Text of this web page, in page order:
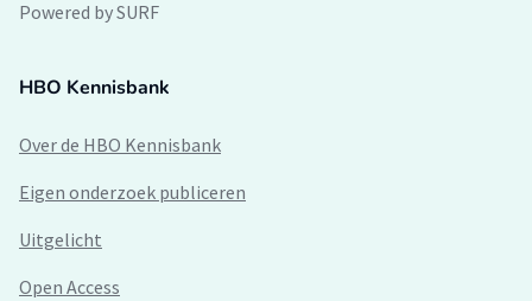
Powered by SURF
HBO Kennisbank
Over de HBO Kennisbank
Eigen onderzoek publiceren
Uitgelicht
Open Access